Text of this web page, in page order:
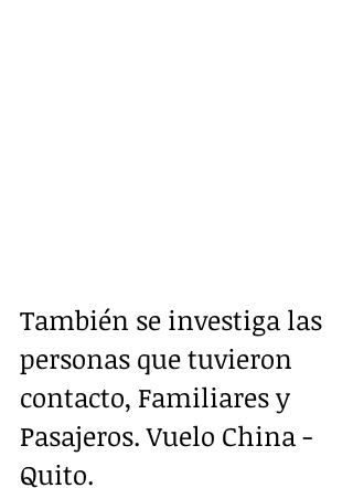
También se investiga las
personas que tuvieron
contacto, Familiares y
Pasajeros. Vuelo China -
Quito.